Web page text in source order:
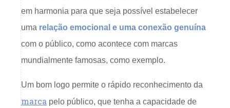
em harmonia para que seja possível estabelecer
uma relação emocional e uma conexão genuína
com o público, como acontece com marcas
mundialmente famosas, como exemplo.
Um bom logo permite o rápido reconhecimento da
marca pelo público, que tenha a capacidade de